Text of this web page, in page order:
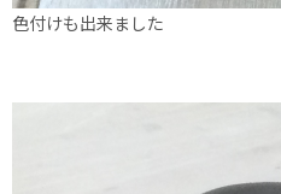
色付けも出来ました